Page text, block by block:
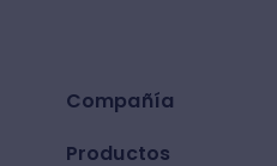
Compañía
Productos